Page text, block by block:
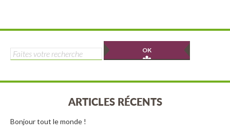
Rechercher :
ARTICLES RÉCENTS
Bonjour tout le monde !